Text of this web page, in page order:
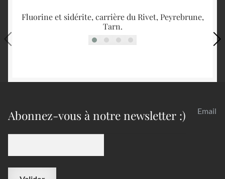
Fluorine et sidérite, carrière du Rivet, Peyrebrune,
Tarn.
Abonnez-vous à notre newsletter :) Email